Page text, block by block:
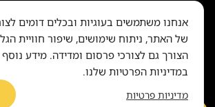
היסטוריה ותרבות
אנחנו משתמשים בעוגיות ובכלים דומים
של האתר, ניתוח שימושים, שיפור חוויית
הצורך גם לצורכי פרסום ומדידה. מידע
במדיניות הפרטיות שלנו.
מדיניות פרטיות